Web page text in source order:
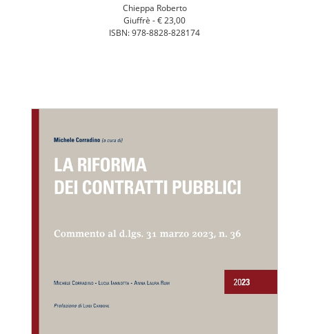
Chieppa Roberto
Giuffrè -€ 23,00
ISBN: 978-8828-828174